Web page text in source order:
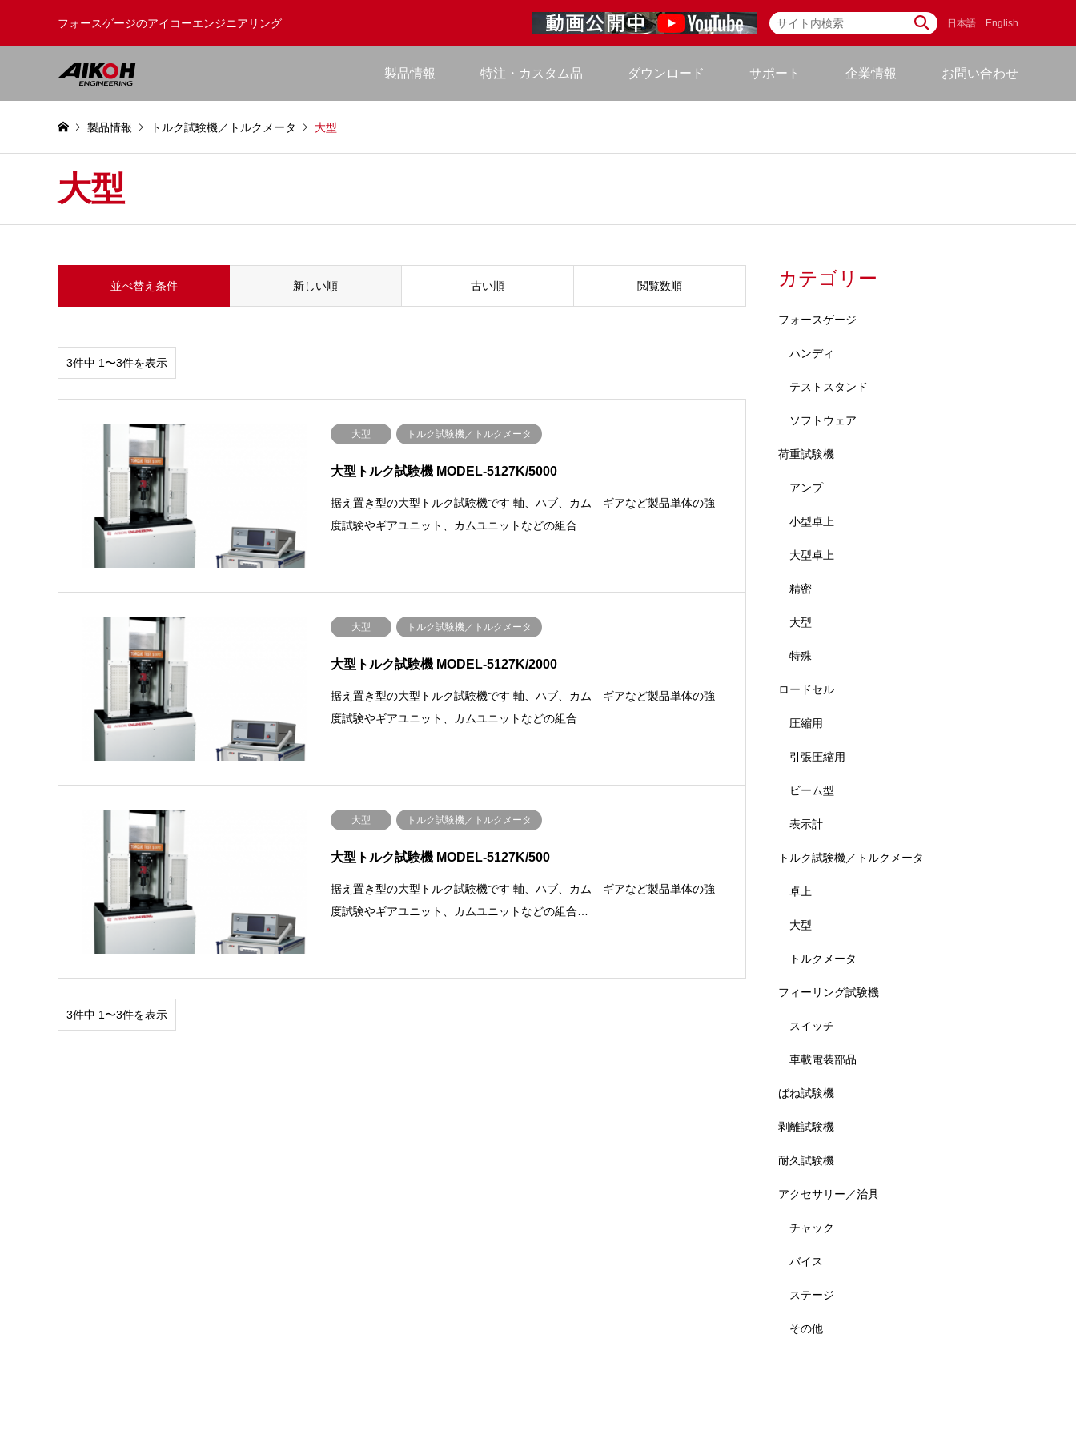
フォースゲージのアイコーエンジニアリング 日本語 English
製品情報 特注・カスタム品 ダウンロード サポート 企業情報 お問い合わせ
製品情報 トルク試験機／トルクメータ 大型
大型
並べ替え条件 新しい順 古い順 閲覧数順
3件中 1〜3件を表示
大型 トルク試験機／トルクメータ
大型トルク試験機 MODEL-5127K/5000
据え置き型の大型トルク試験機です 軸、ハブ、カム ギアなど製品単体の強
度試験やギアユニット、カムユニットなどの組合…
大型 トルク試験機／トルクメータ
大型トルク試験機 MODEL-5127K/2000
据え置き型の大型トルク試験機です 軸、ハブ、カム ギアなど製品単体の強
度試験やギアユニット、カムユニットなどの組合…
大型 トルク試験機／トルクメータ
大型トルク試験機 MODEL-5127K/500
据え置き型の大型トルク試験機です 軸、ハブ、カム ギアなど製品単体の強
度試験やギアユニット、カムユニットなどの組合…
3件中 1〜3件を表示
カテゴリー
フォースゲージ
ハンディ
テストスタンド
ソフトウェア
荷重試験機
アンプ
小型卓上
大型卓上
精密
大型
特殊
ロードセル
圧縮用
引張圧縮用
ビーム型
表示計
トルク試験機／トルクメータ
卓上
大型
トルクメータ
フィーリング試験機
スイッチ
車載電装部品
ばね試験機
剥離試験機
耐久試験機
アクセサリー／治具
チャック
バイス
ステージ
その他